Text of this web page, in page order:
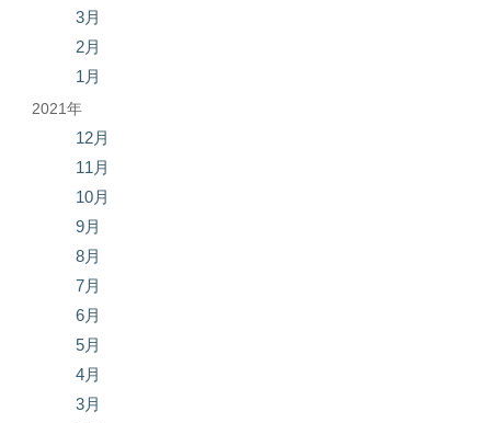
3月
2月
1月
2021年
12月
11月
10月
9月
8月
7月
6月
5月
4月
3月